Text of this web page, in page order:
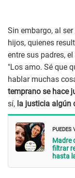
Sin embargo, al
hijos, quienes
entre sus padres,
"Los amo. Sé que
hablar muchas
temprano se hace
sí, la justicia algún
PUEDES
Madre
filtrar
hasta